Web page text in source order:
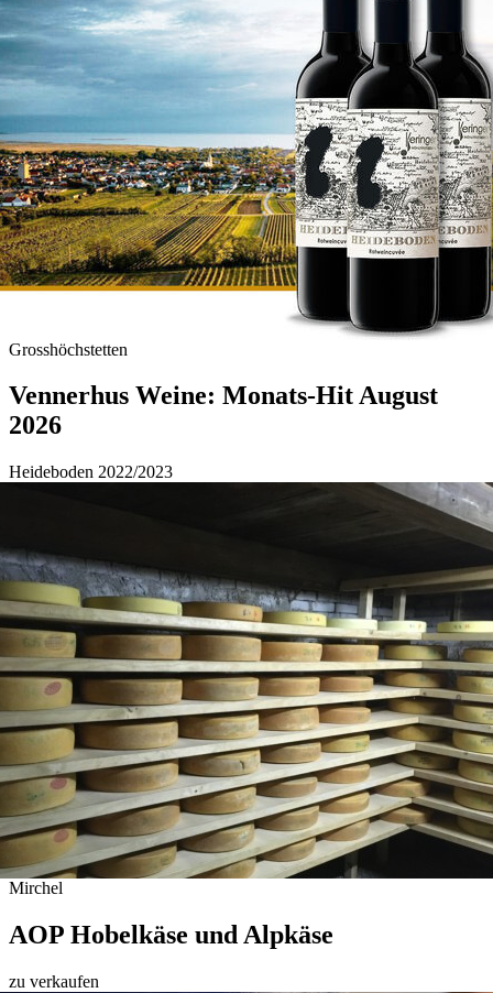
Grosshöchstetten
Vennerhus Weine: Monats-Hit August
2026
Heideboden 2022/2023
Mirchel
AOP Hobelkäse und Alpkäse
zu verkaufen